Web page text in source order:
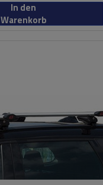
In den
Warenkorb